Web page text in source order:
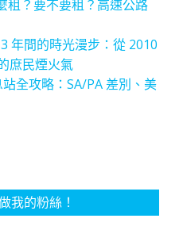
租？要不要租？高速公路
年間的時光漫步：從 2010
庶民煙火氣
全攻略：SA/PA 差別、美
我的粉絲！